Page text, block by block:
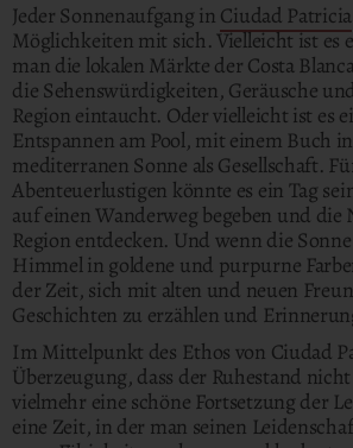
Jeder Sonnenaufgang in Ciudad Patricia
Möglichkeiten mit sich. Vielleicht ist es
man die lokalen Märkte der Costa
die Sehenswürdigkeiten, Geräusche
Region eintaucht. Oder vielleicht ist es
Entspannen am Pool, mit einem Buch
mediterranen Sonne als Gesellschaft.
Abenteuerlustigen könnte es ein Tag
auf einen Wanderweg begeben und
Region entdecken. Und wenn die
Himmel in goldene und purpurne
der Zeit, sich mit alten und neuen
Geschichten zu erzählen und
Im Mittelpunkt des Ethos von Ciudad
Überzeugung, dass der Ruhestand
vielmehr eine schöne Fortsetzung der
eine Zeit, in der man seinen